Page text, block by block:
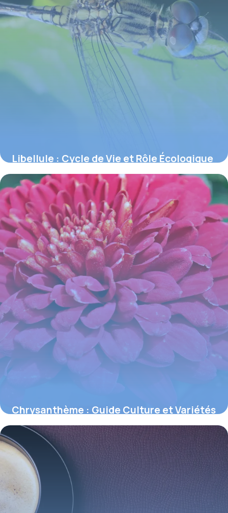
Libellule : Cycle de Vie et Rôle Écologique
4 juin 2026
Chrysanthème : Guide Culture et Variétés
2026
3 juin 2026